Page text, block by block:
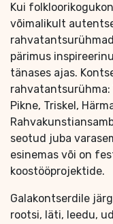
Kui
võimalikult
pärimus
tänases ajas.
Pikne, Triskel,
seotud juba
esinemas või on
koostööprojektide.
Galakontserdile
rootsi, läti, leedu,